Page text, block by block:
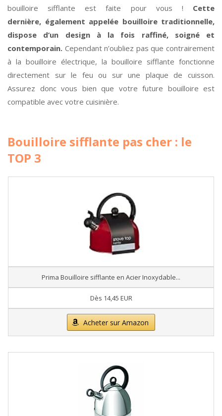
bouilloire sifflante est faite pour vous ! Cette
dernière, également appelée bouilloire traditionnelle,
dispose d’un design à la fois raffiné, soigné et
contemporain. Cependant n’oubliez pas que contrairement
à la bouilloire électrique, la bouilloire sifflante fonctionne
directement sur le feu ou sur une plaque de cuisson.
Assurez donc vous bien que votre future bouilloire est
compatible avec votre cuisinière.
Bouilloire sifflante pas cher : le
TOP 3
Prima Bouilloire sifflante en Acier Inoxydable...
Dès 14,45 EUR
Acheter sur Amazon